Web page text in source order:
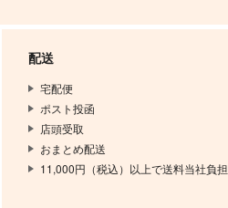
配送
宅配便
ポスト投函
店頭受取
おまとめ配送
11,000円（税込）以上で送料当社負担